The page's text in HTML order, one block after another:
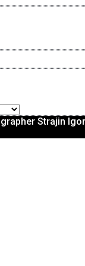
Strajin Igor